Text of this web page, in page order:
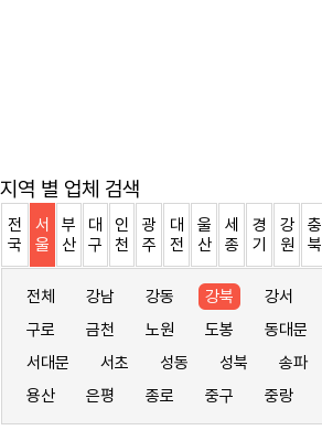
지역 별 업체 검색
전
국
서
울
부
산
대
구
인
천
광
주
대
전
울
산
세
종
경
기
강
원
충
북
전체 강남 강동 강북 강서
구로
금천 노원 도봉 동대문
서대문
서초 성동 성북 송파
용산
은평 종로 중구 중랑